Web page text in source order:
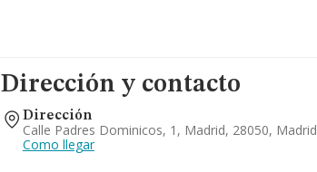
Dirección y contacto
Dirección
Calle Padres Dominicos, 1, Madrid, 28050, Madrid
Como llegar